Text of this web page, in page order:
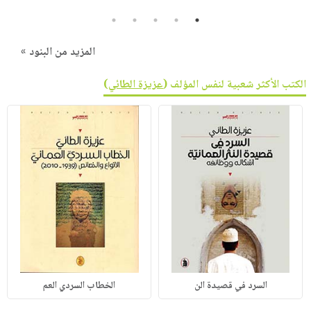
1
2
3
4
5
المزيد من البنود »
الكتب الأكثر شعبية لنفس المؤلف (عزيزة الطائي)
السرد في قصيدة الن الخطاب السردي العم